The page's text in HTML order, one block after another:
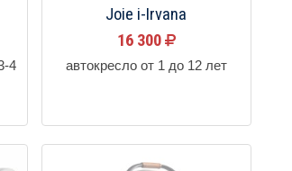
4
Joie i-Irvana
16 300
автокресло от 1 до 12 лет